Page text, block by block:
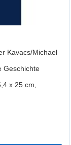
Kavacs/Michael
Geschichte
x 25 cm,